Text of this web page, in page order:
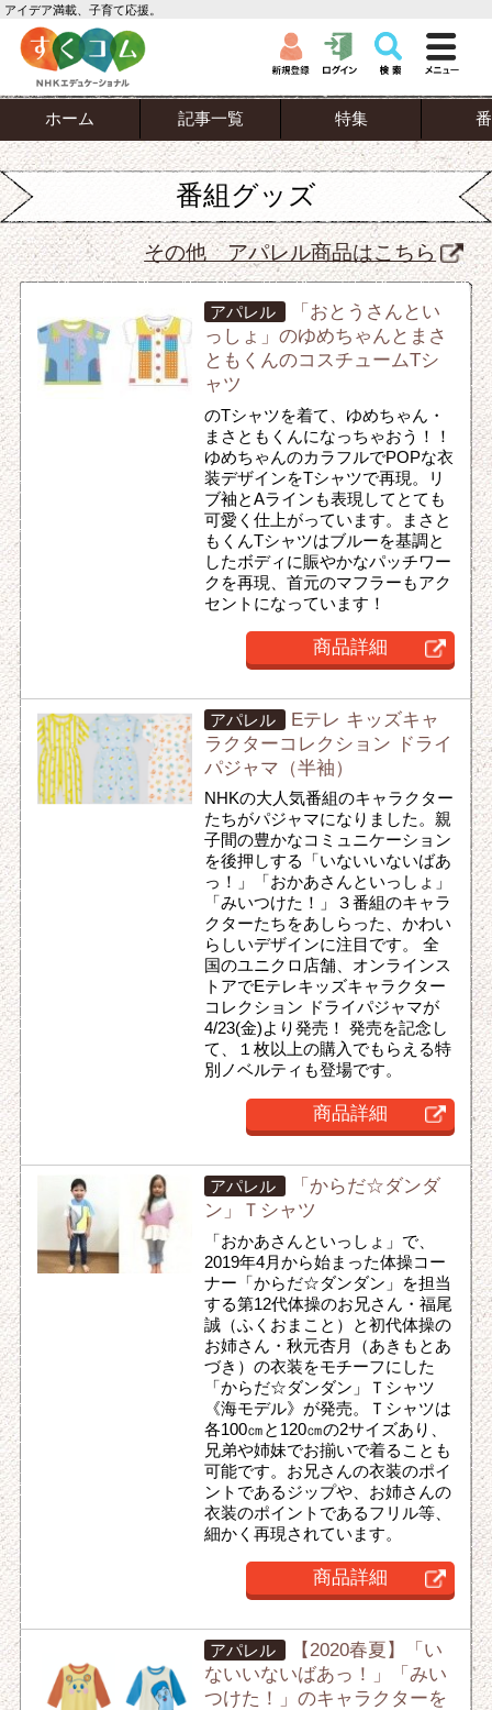
アイデア満載、子育て応援。
ホーム 記事一覧 特集
番組グッズ
その他 アパレル商品はこちら
アパレル
「おとうさんとい
っしょ」のゆめちゃんとまさ
ともくんのコスチュームTシ
ャツ
のTシャツを着て、ゆめちゃん・
まさともくんになっちゃおう！！
ゆめちゃんのカラフルでPOPな衣
装デザインをTシャツで再現。リ
ブ袖とAラインも表現してとても
可愛く仕上がっています。まさと
もくんTシャツはブルーを基調と
したボディに賑やかなパッチワー
クを再現、首元のマフラーもアク
セントになっています！
商品詳細
アパレル
Eテレ キッズキャ
ラクターコレクション ドライ
パジャマ（半袖）
NHKの大人気番組のキャラクター
たちがパジャマになりました。親
子間の豊かなコミュニケーション
を後押しする「いないいないばあ
っ！」「おかあさんといっしょ」
「みいつけた！」３番組のキャラ
クターたちをあしらった、かわい
らしいデザインに注目です。 全
国のユニクロ店舗、オンラインス
トアでEテレキッズキャラクター
コレクション ドライパジャマが
4/23(金)より発売！ 発売を記念し
て、１枚以上の購入でもらえる特
別ノベルティも登場です。
商品詳細
アパレル
「からだ☆ダンダ
ン」Ｔシャツ
「おかあさんといっしょ」で、
2019年4月から始まった体操コー
ナー「からだ☆ダンダン」を担当
する第12代体操のお兄さん・福尾
誠（ふくおまこと）と初代体操の
お姉さん・秋元杏月（あきもとあ
づき）の衣装をモチーフにした
「からだ☆ダンダン」Ｔシャツ
《海モデル》が発売。Ｔシャツは
各100㎝と120㎝の2サイズあり、
兄弟や姉妹でお揃いで着ることも
可能です。お兄さんの衣装のポイ
ントであるジップや、お姉さんの
衣装のポイントであるフリル等、
細かく再現されています。
商品詳細
アパレル
【2020春夏】「い
ないいないばあっ！」「みい
つけた！」のキャラクターを